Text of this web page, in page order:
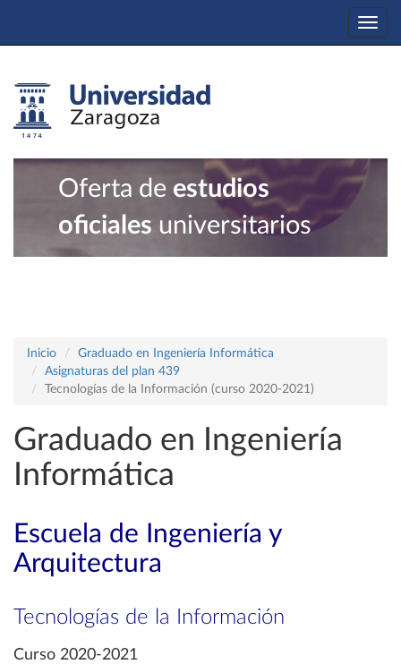
Oferta de estudios
oficiales universitarios
Inicio
Graduado en Ingeniería Informática
Asignaturas del plan 439
Tecnologías de la Información (curso 2020-2021)
Graduado en Ingeniería
Informática
Escuela de Ingeniería y
Arquitectura
Tecnologías de la Información
Curso 2020-2021